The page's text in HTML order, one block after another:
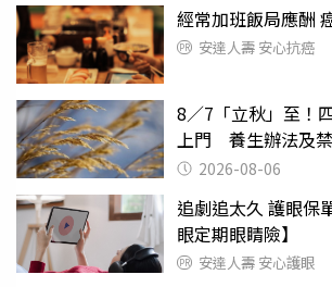
經常加班飯局應酬
安達人壽 安心抗癌
8／7「立秋」至！
上門 養生辦法及
2026-08-06
追劇追太久 護眼保
眼定期眼睛險】
安達人壽 安心護眼